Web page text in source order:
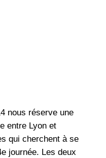
nous réserve une
entre Lyon et
qui cherchent à se
journée. Les deux